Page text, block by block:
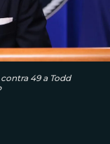
49 a Todd